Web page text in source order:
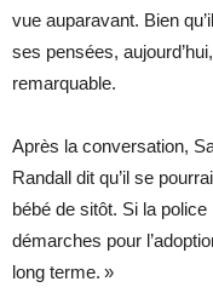
vue auparavant. Bien
ses pensées,
remarquable.
Après la conversation,
Randall dit qu’il se
bébé de sitôt. Si la
démarches pour
long terme. »